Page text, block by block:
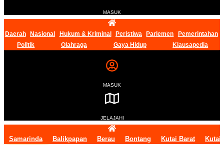
MASUK
Daerah Nasional Hukum & Kriminal Peristiwa Parlemen
Pemerintahan
Politik
Olahraga Gaya Hidup Klausapedia
MASUK
JELAJAHI
Samarinda Balikpapan Berau Bontang Kutai Barat Kutai